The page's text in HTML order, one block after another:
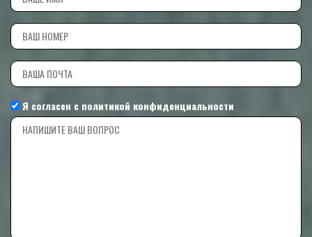
Я согласен с политикой конфиденциальности